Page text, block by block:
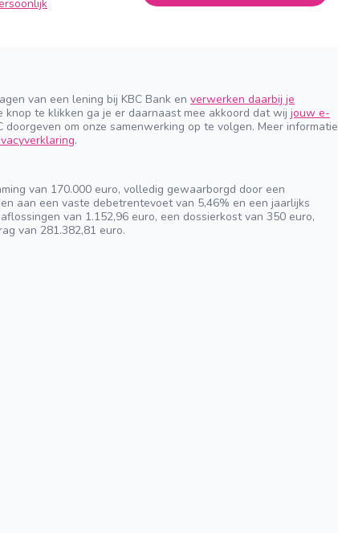
van een lening bij KBC Bank en verwerken daarbij je
knop te klikken ga je er daarnaast mee akkoord dat wij jouw e-
doorgeven om onze samenwerking op te volgen. Meer informatie
.
van 170.000 euro, volledig gewaarborgd door een
aan een vaste debetrentevoet van 5,46% en een jaarlijks
van 1.152,96 euro, een dossierkost van 350 euro,
van 281.382,81 euro.